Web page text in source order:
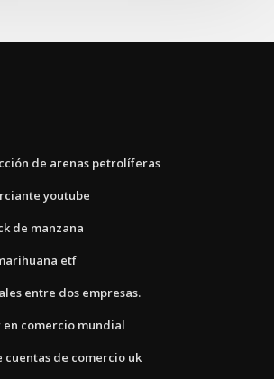
de arenas petrolíferas
youtube
de manzana
etf
entre dos empresas.
comercio mundial
cuentas de comercio uk